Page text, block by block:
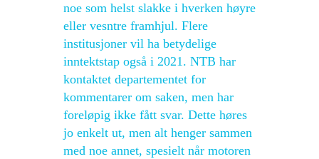
noe som helst slakke i hverken høyre
eller vesntre framhjul. Flere
institusjoner vil ha betydelige
inntektstap også i 2021. NTB har
kontaktet departementet for
kommentarer om saken, men har
foreløpig ikke fått svar. Dette høres
jo enkelt ut, men alt henger sammen
med noe annet, spesielt når motoren